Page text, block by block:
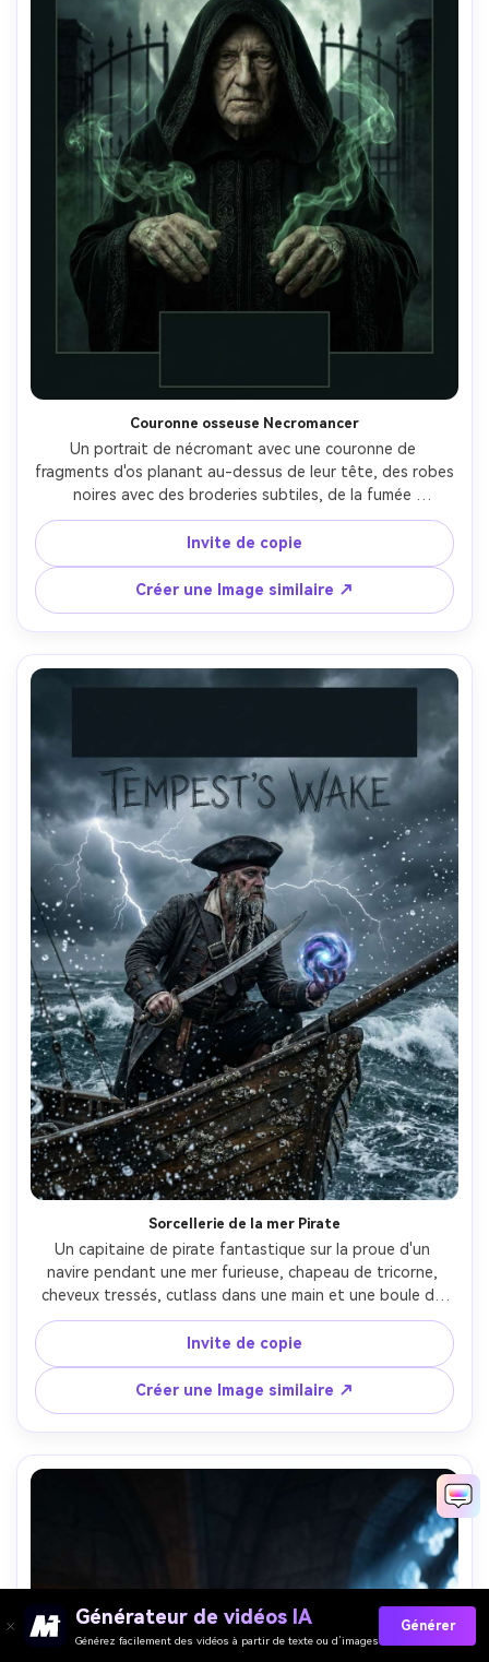
Couronne osseuse Necromancer
Un portrait de nécromant avec une couronne de
fragments d'os planant au-dessus de leur tête, des robes
noires avec des broderies subtiles, de la fumée
nécrotique verte se serrant autour des mains, des portes
du cimetière et la pleine lune derrière, un éclairage discret
avec des reflets verts étranges, un cadre d'affiche avec un
espace négatif pour le logo, un détail photoréaliste du
visage, prise sur Nikon Z8, 85mm, contraste dramatique-
AR 4:5
Invite de copie
Créer une Image similaire ↗
Sorcellerie de la mer Pirate
Un capitaine de pirate fantastique sur la proue d'un
navire pendant une mer furieuse, chapeau de tricorne,
cheveux tressés, cutlass dans une main et une boule de
sort brillante dans l'autre, éclair divisant les nuages, spray
d'eau gelé dans les airs, composition d'affiche
cinématographique avec l'espace du titre en haut,
textures ultra-réalistes, prise sur Sony A7R V, 35mm, haut
look d'obturateur-AR 4:5
Invite de copie
Créer une Image similaire ↗
Générateur de vidéos IA
Générez facilement des vidéos à partir de texte ou d’images
Générer